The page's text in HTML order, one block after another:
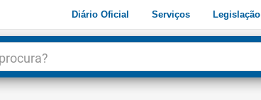
Diário Oficial Serviços Legislação